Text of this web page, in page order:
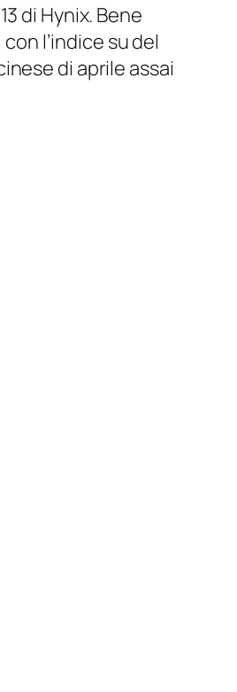
di Hynix. Bene
l’indice su del
di aprile assai